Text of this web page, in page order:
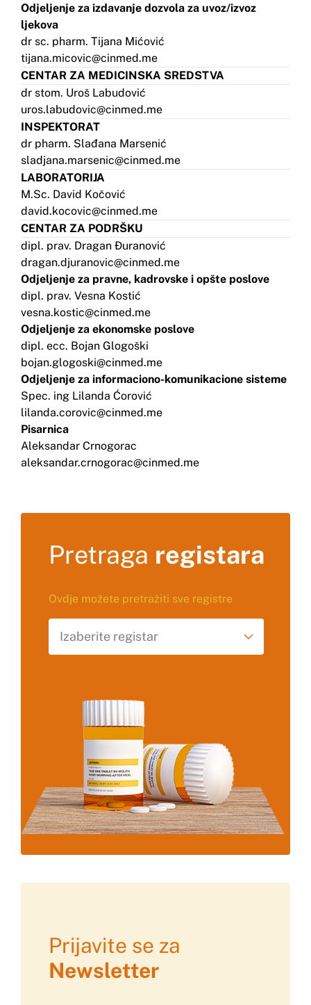
Odjeljenje za izdavanje dozvola za uvoz/izvoz
ljekova
dr sc. pharm. Tijana Mićović
tijana.micovic@cinmed.me
CENTAR ZA MEDICINSKA SREDSTVA
dr stom. Uroš Labudović
uros.labudovic@cinmed.me
INSPEKTORAT
dr pharm. Slađana Marsenić
sladjana.marsenic@cinmed.me
LABORATORIJA
M.Sc. David Kočović
david.kocovic@cinmed.me
CENTAR ZA PODRŠKU
dipl. prav. Dragan Đuranović
dragan.djuranovic@cinmed.me
Odjeljenje za pravne, kadrovske i opšte poslove
dipl. prav. Vesna Kostić
vesna.kostic@cinmed.me
Odjeljenje za ekonomske poslove
dipl. ecc. Bojan Glogoški
bojan.glogoski@cinmed.me
Odjeljenje za informaciono-komunikacione sisteme
Spec. ing Lilanda Ćorović
lilanda.corovic@cinmed.me
Pisarnica
Aleksandar Crnogorac
aleksandar.crnogorac@cinmed.me
Pretraga registara
Ovdje možete pretražiti sve registre
Prijavite se za
Newsletter